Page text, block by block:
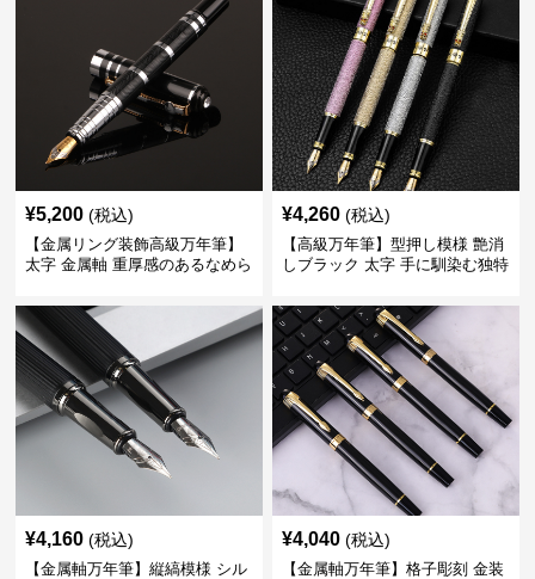
¥5,200 (税込)
【金属リング装飾高級万年筆】
太字 金属軸 重厚感のあるなめら
きに最適
¥4,260 (税込)
【高級万年筆】型押し模様 艶消
しブラック 太字 手に馴染む独特
くい
¥4,160 (税込)
【金属軸万年筆】縦縞模様 シル
¥4,040 (税込)
【金属軸万年筆】格子彫刻 金装